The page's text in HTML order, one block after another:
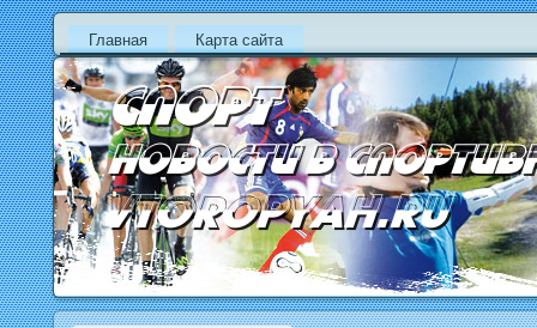
Главная Карта сайта